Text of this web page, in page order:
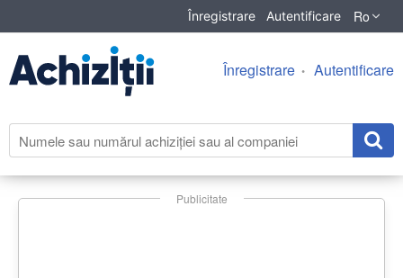
Înregistrare Autentificare Ro
Înregistrare Autentificare
Publicitate